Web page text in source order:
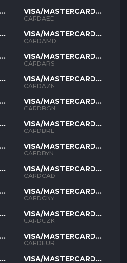
VISA/MASTERCARD
AED
CARDAED
VISA/MASTERCARD
AMD
CARDAMD
VISA/MASTERCARD
ARS
CARDARS
VISA/MASTERCARD
AZN
CARDAZN
VISA/MASTERCARD
BGN
CARDBGN
VISA/MASTERCARD
BRL
CARDBRL
VISA/MASTERCARD
BYN
CARDBYN
VISA/MASTERCARD
CAD
CARDCAD
VISA/MASTERCARD
CNY
CARDCNY
VISA/MASTERCARD
CZK
CARDCZK
VISA/MASTERCARD
EUR
CARDEUR
VISA/MASTERCARD